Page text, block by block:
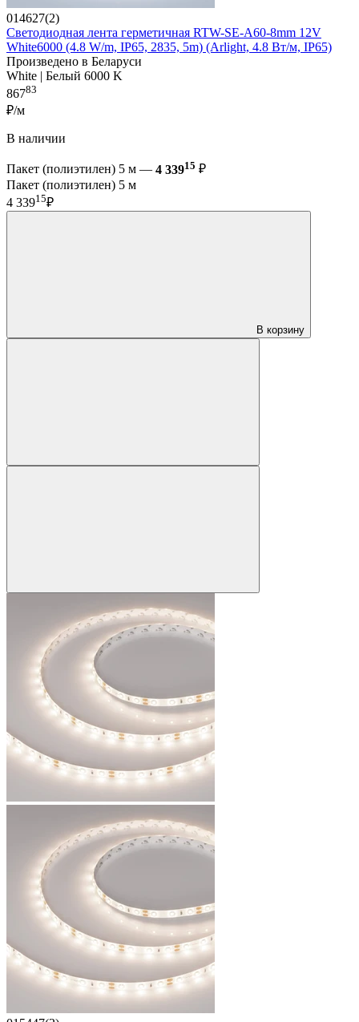
014627(2)
Светодиодная лента герметичная RTW-SE-A60-8mm 12V
White6000 (4.8 W/m, IP65, 2835, 5m) (Arlight, 4.8 Вт/м, IP65)
Произведено в Беларуси
White | Белый 6000 K
86783
₽/м
В наличии
Пакет (полиэтилен) 5 м — 4 33915 ₽
Пакет (полиэтилен) 5 м
4 33915₽
В корзину